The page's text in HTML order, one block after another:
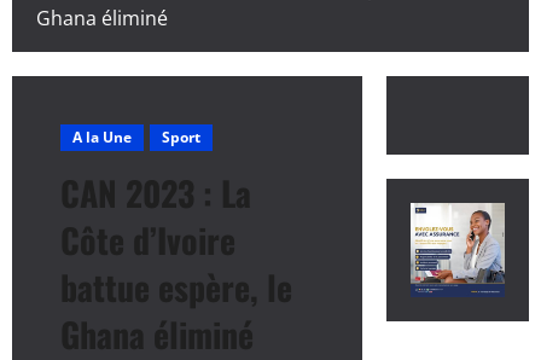
Ghana éliminé
A la Une Sport
CAN 2023 : La
Côte d’Ivoire
battue espère, le
Ghana éliminé